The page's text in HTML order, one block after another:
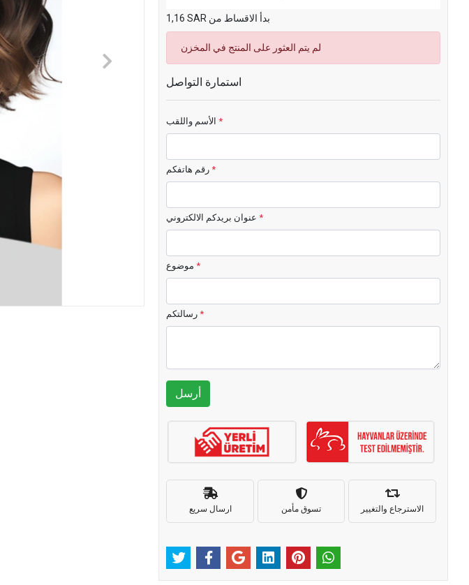
1,16 SAR بدأ الاقساط من
لم يتم العثور على المنتج في المخزن
استمارة التواصل
الأسم واللقب*
رقم هاتفكم*
عنوان بريدكم الالكتروني*
موضوع*
رسالتكم*
أرسل
ارسال سريع تسوق مأمن الاسترجاع والتغيير